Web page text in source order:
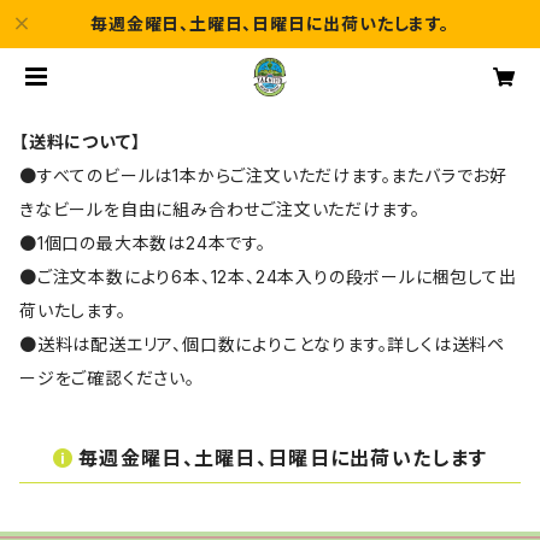
毎週金曜日、土曜日、日曜日に出荷いたします。
【送料について】
●すべてのビールは1本からご注文いただけます。またバラでお好
きなビールを自由に組み合わせご注文いただけます。
●1個口の最大本数は24本です。
●ご注文本数により6本、12本、24本入りの段ボールに梱包して出
荷いたします。
●送料は配送エリア、個口数によりことなります。詳しくは送料ペ
ージをご確認ください。
毎週金曜日、土曜日、日曜日に出荷いたします